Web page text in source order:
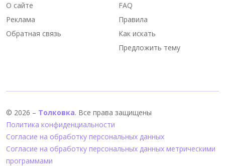
О сайте
Реклама
Обратная связь
FAQ
Правила
Как искать
Предложить тему
© 2026 – Толковка. Все права защищены
Политика конфиденциальности
Согласие на обработку персональных данных
Согласие на обработку персональных данных метрическими
программами